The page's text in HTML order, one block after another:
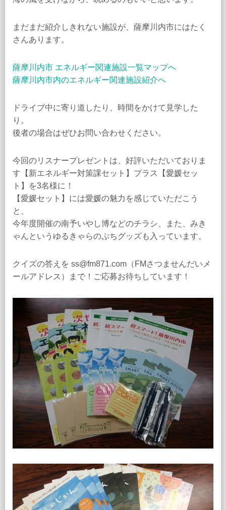
まだまだ紹介しきれない施設が、薩摩川内市にはたく
さんあります。
薩摩川内市 エネルギー関連施設一覧マップへ
薩摩川内市内のエネルギー関連施設紹介へ
ドライブ中に寄り道したり、時間をかけて見学した
り。
後者の場合はぜひお問い合わせください。
今回のリスナープレゼントは、好評いただいておりま
す【新エネルギー対策課セット】プラス【愛媛セッ
ト】を3名様に！
【愛媛セット】には愛媛の魅力を感じていただこう
と、
今年度開催の南予いやし博などのチラシ、また、みき
ゃんというゆるきゃらのぷちグッズも入っています。
クイズの答えを ss@fm871.com（FMさつませんだいメ
ールアドレス）まで！ご応募お待ちしています！